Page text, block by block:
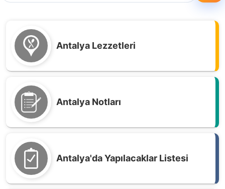
Antalya Lezzetleri
Antalya Notları
Antalya'da Yapılacaklar Listesi